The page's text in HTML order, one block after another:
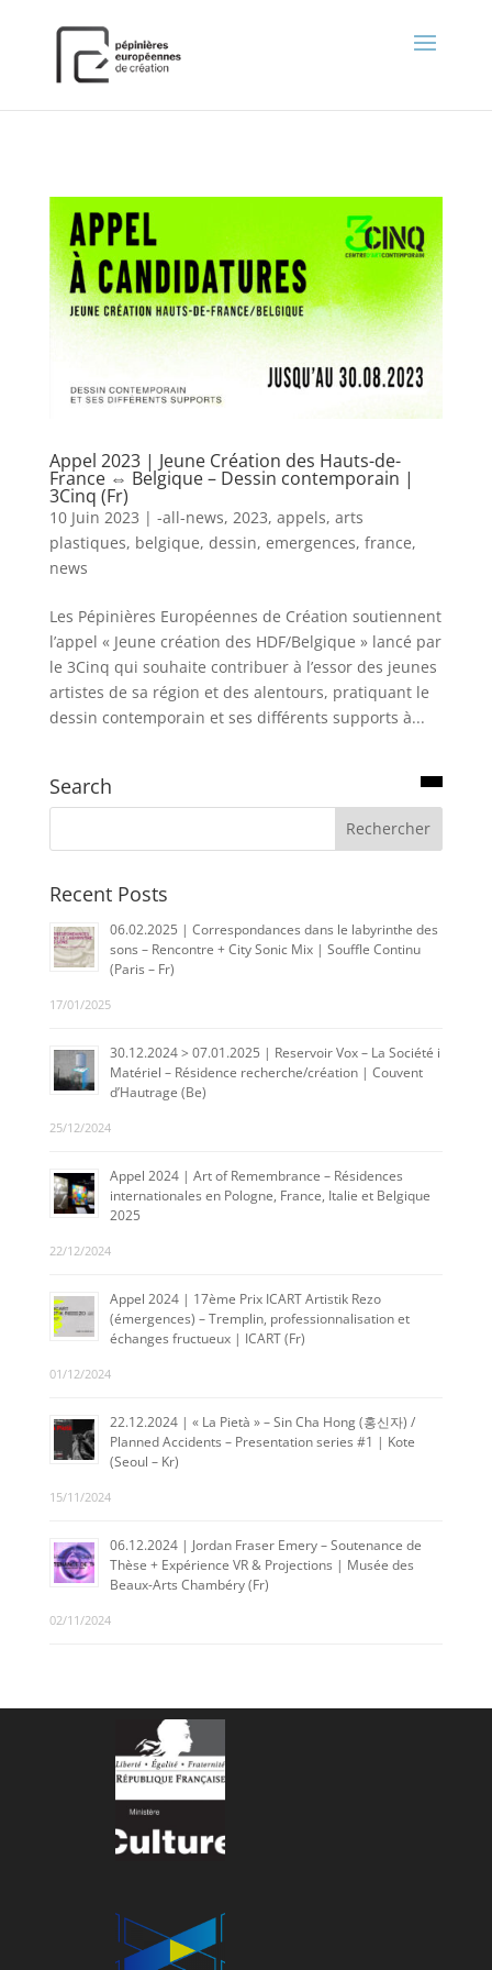
Appel 2023 | Jeune Création des Hauts-de-
France ⇔ Belgique – Dessin contemporain |
3Cinq (Fr)
10 Juin 2023 | -all-news, 2023, appels, arts
plastiques, belgique, dessin, emergences, france,
news
Les Pépinières Européennes de Création soutiennent
l’appel « Jeune création des HDF/Belgique » lancé par
le 3Cinq qui souhaite contribuer à l’essor des jeunes
artistes de sa région et des alentours, pratiquant le
dessin contemporain et ses différents supports à...
Search
Recent Posts
06.02.2025 | Correspondances dans le labyrinthe des
sons – Rencontre + City Sonic Mix | Souffle Continu
(Paris – Fr)
17/01/2025
30.12.2024 > 07.01.2025 | Reservoir Vox – La Société i
Matériel – Résidence recherche/création | Couvent
d’Hautrage (Be)
25/12/2024
Appel 2024 | Art of Remembrance – Résidences
internationales en Pologne, France, Italie et Belgique
2025
22/12/2024
Appel 2024 | 17ème Prix ICART Artistik Rezo
(émergences) – Tremplin, professionnalisation et
échanges fructueux | ICART (Fr)
01/12/2024
22.12.2024 | « La Pietà » – Sin Cha Hong (홍신자) /
Planned Accidents – Presentation series #1 | Kote
(Seoul – Kr)
15/11/2024
06.12.2024 | Jordan Fraser Emery – Soutenance de
Thèse + Expérience VR & Projections | Musée des
Beaux-Arts Chambéry (Fr)
02/11/2024